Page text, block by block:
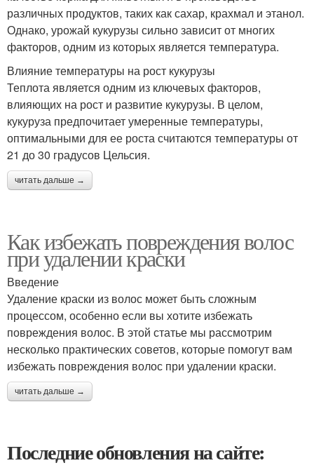
различных продуктов, таких как сахар, крахмал и этанол.
Однако, урожай кукурузы сильно зависит от многих
факторов, одним из которых является температура.
Влияние температуры на рост кукурузы
Теплота является одним из ключевых факторов,
влияющих на рост и развитие кукурузы. В целом,
кукуруза предпочитает умеренные температуры,
оптимальными для ее роста считаются температуры от
21 до 30 градусов Цельсия.
читать дальше →
Как избежать повреждения волос
при удалении краски
Введение
Удаление краски из волос может быть сложным
процессом, особенно если вы хотите избежать
повреждения волос. В этой статье мы рассмотрим
несколько практических советов, которые помогут вам
избежать повреждения волос при удалении краски.
читать дальше →
Последние обновления на сайте: